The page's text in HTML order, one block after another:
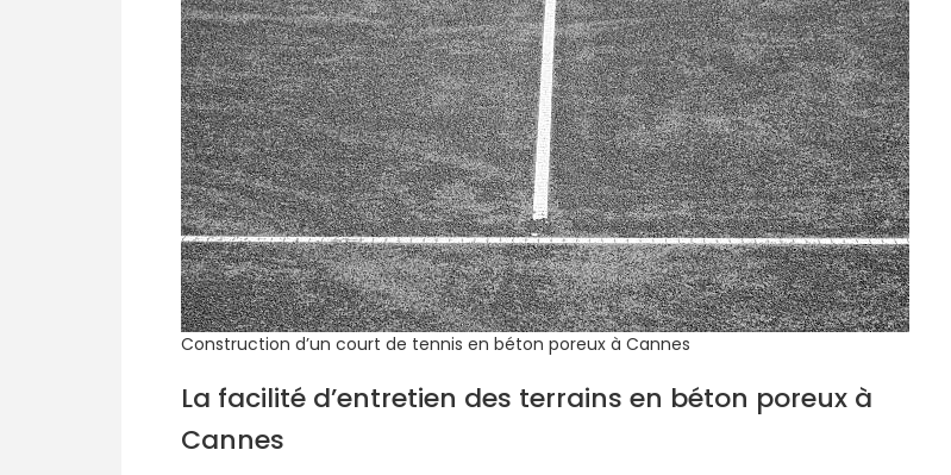
Construction d’un court de tennis en béton poreux à Cannes
La facilité d’entretien des terrains en béton poreux à
Cannes